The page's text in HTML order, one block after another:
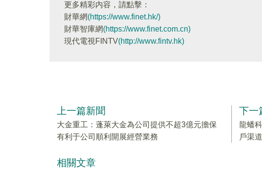
更多精彩内容，請點擊：
財華網(https://www.finet.hk/)
財華智庫網(https://www.finet.com.cn)
現代電視FINTV(http://www.fintv.hk)
上一篇新聞
大金重工：蓬萊大金為公司提供不超3億元擔保
有利于公司順利開展經營業務
下一
龍蟠
戶渠道
相關文章